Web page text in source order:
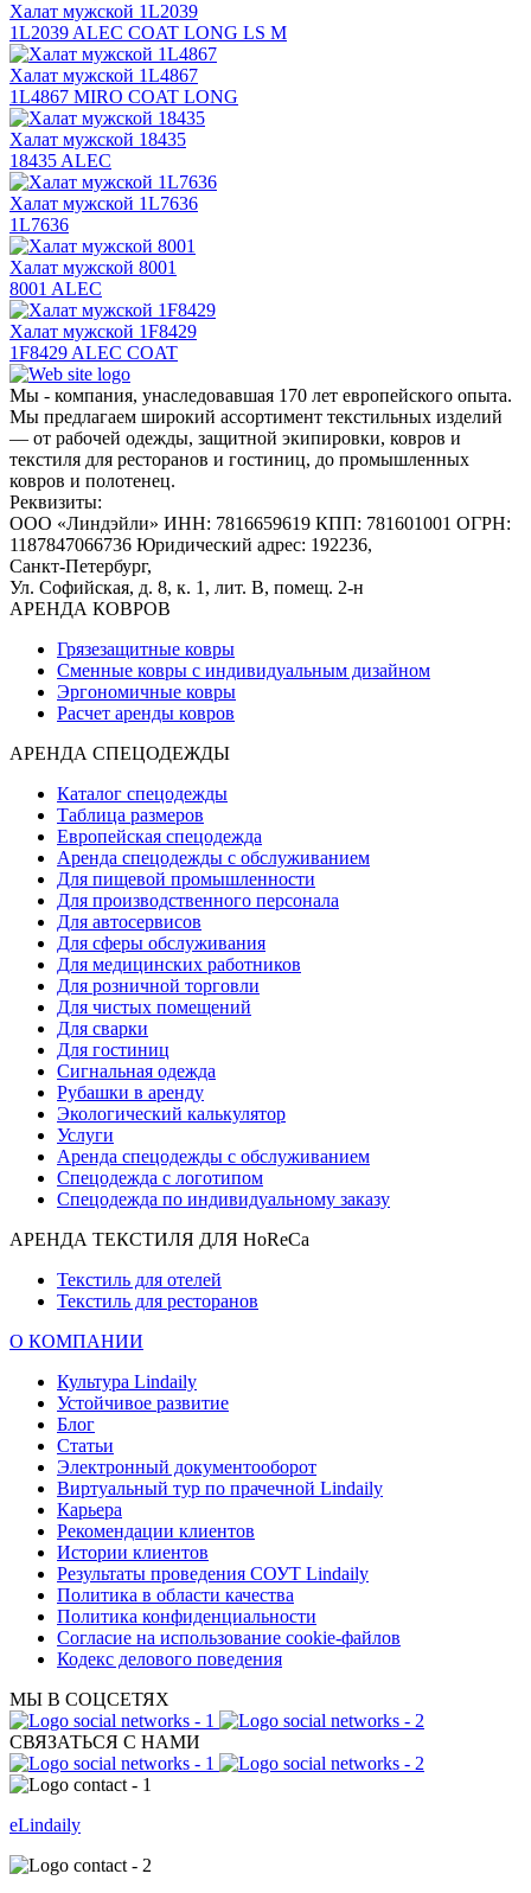
Халат мужской 1L2039
1L2039 ALEC COAT LONG LS M
Халат мужской 1L4867
1L4867 MIRO COAT LONG
Халат мужской 18435
18435 ALEC
Халат мужской 1L7636
1L7636
Халат мужской 8001
8001 ALEC
Халат мужской 1F8429
1F8429 ALEC COAT
Мы - компания, унаследовавшая 170 лет европейского опыта.
Мы предлагаем широкий ассортимент текстильных изделий
— от рабочей одежды, защитной экипировки, ковров и
текстиля для ресторанов и гостиниц, до промышленных
ковров и полотенец.
Реквизиты:
ООО «Линдэйли» ИНН: 7816659619 КПП: 781601001 ОГРН:
1187847066736 Юридический адрес: 192236,
Санкт-Петербург,
Ул. Софийская, д. 8, к. 1, лит. В, помещ. 2-н
АРЕНДА КОВРОВ
Грязезащитные ковры
Сменные ковры с индивидуальным дизайном
Эргономичные ковры
Расчет аренды ковров
АРЕНДА СПЕЦОДЕЖДЫ
Каталог спецодежды
Таблица размеров
Европейская спецодежда
Аренда спецодежды с обслуживанием
Для пищевой промышленности
Для производственного персонала
Для автосервисов
Для сферы обслуживания
Для медицинских работников
Для розничной торговли
Для чистых помещений
Для сварки
Для гостиниц
Сигнальная одежда
Рубашки в аренду
Экологический калькулятор
Услуги
Аренда спецодежды с обслуживанием
Спецодежда с логотипом
Спецодежда по индивидуальному заказу
АРЕНДА ТЕКСТИЛЯ ДЛЯ HoReCa
Текстиль для отелей
Текстиль для ресторанов
О КОМПАНИИ
Культура Lindaily
Устойчивое развитие
Блог
Статьи
Электронный документооборот
Виртуальный тур по прачечной Lindaily
Карьера
Рекомендации клиентов
Истории клиентов
Результаты проведения СОУТ Lindaily
Политика в области качества
Политика конфиденциальности
Согласие на использование cookie-файлов
Кодекс делового поведения
МЫ В СОЦСЕТЯХ
СВЯЗАТЬСЯ С НАМИ
eLindaily